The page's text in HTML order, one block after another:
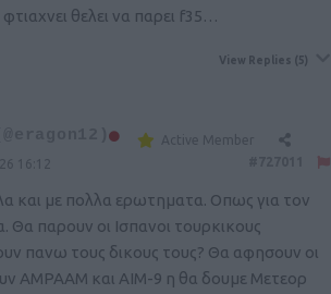
θελει να παρει f35…
View Replies (5)
(@eragon12)
Active Member
16:12
και με πολλα ερωτηματα. Οπως για τον
Θα παρουν οι Ισπανοι τουρκικους
πανω τους δικους τους? Θα αφησουν οι
ΑΜΡΑΑΜ και ΑΙΜ-9 η θα δουμε Μετεορ